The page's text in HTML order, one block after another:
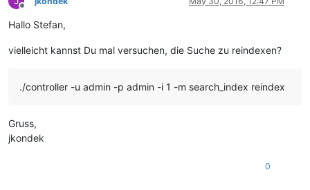
Offline
Hallo Stefan,
vielleicht kannst Du mal versuchen, die Suche zu reindexen?
./controller -u admin -p admin -i 1 -m search_index reindex
Gruss,
jkondek
0